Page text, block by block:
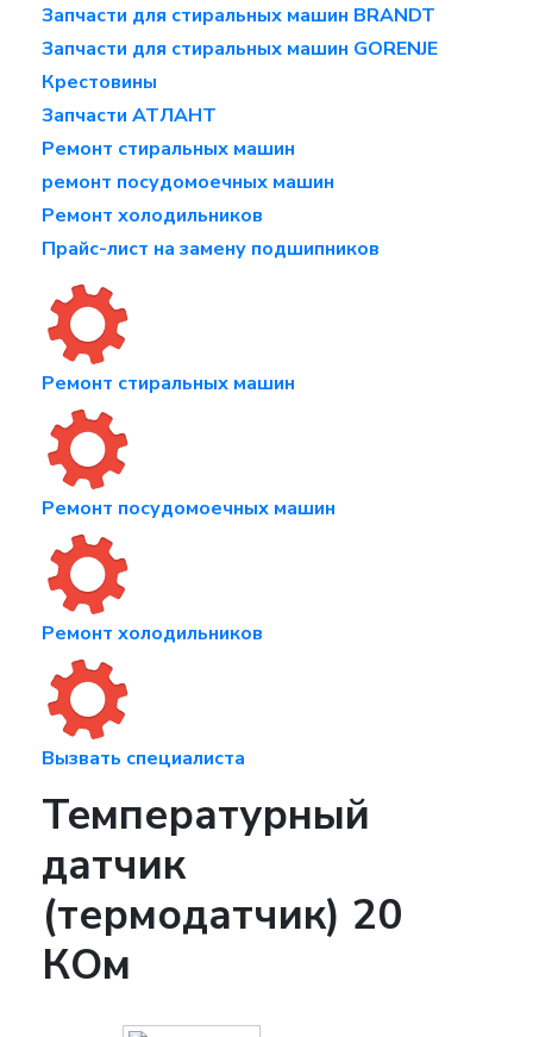
Запчасти для стиральных машин BRANDT
Запчасти для стиральных машин GORENJE
Крестовины
Запчасти АТЛАНТ
Ремонт стиральных машин
ремонт посудомоечных машин
Ремонт холодильников
Прайс-лист на замену подшипников
Ремонт стиральных машин
Ремонт посудомоечных машин
Ремонт холодильников
Вызвать специалиста
Температурный
датчик
(термодатчик) 20
КОм